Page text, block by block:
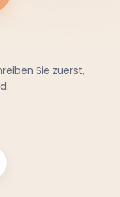
Sie zuerst,